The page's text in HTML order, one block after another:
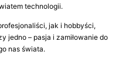
technologii.
jak i hobbyści,
jedno – pasja i zamiłowanie do
nas świata.